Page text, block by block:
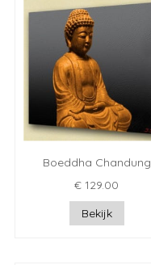
Boeddha Chandung
€ 129.00
Bekijk